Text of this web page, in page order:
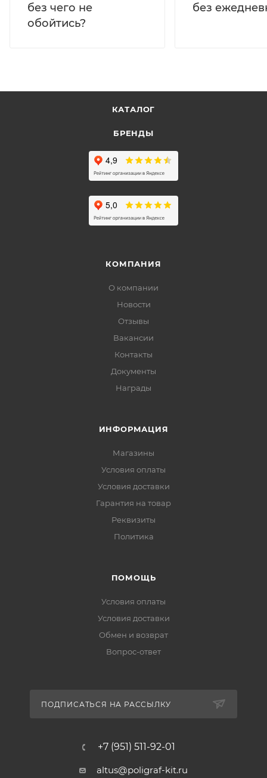
без чего не
обойтись?
без
КАТАЛОГ
БРЕНДЫ
КОМПАНИЯ
О компании
Новости
Отзывы
Вакансии
Контакты
Документы
Награды
ИНФОРМАЦИЯ
Магазины
Условия оплаты
Условия доставки
Гарантия на товар
Реквизиты
Политика
ПОМОЩЬ
Условия оплаты
Условия доставки
Обмен и возврат
Вопрос-ответ
ПОДПИСАТЬСЯ НА РАССЫЛКУ
+7 (951) 511-92-01
altus@poligraf-kit.ru